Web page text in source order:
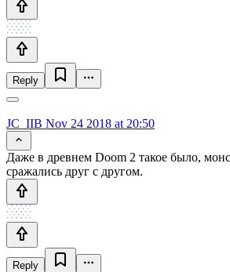
Reply
JC_IIB Nov 24 2018 at 20:50
Даже в древнем Doom 2 такое было,
сражались друг с другом.
Reply